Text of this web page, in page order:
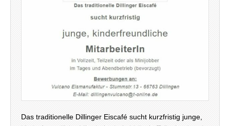
Das traditionelle Dillinger Eiscafé sucht kurzfristig junge,